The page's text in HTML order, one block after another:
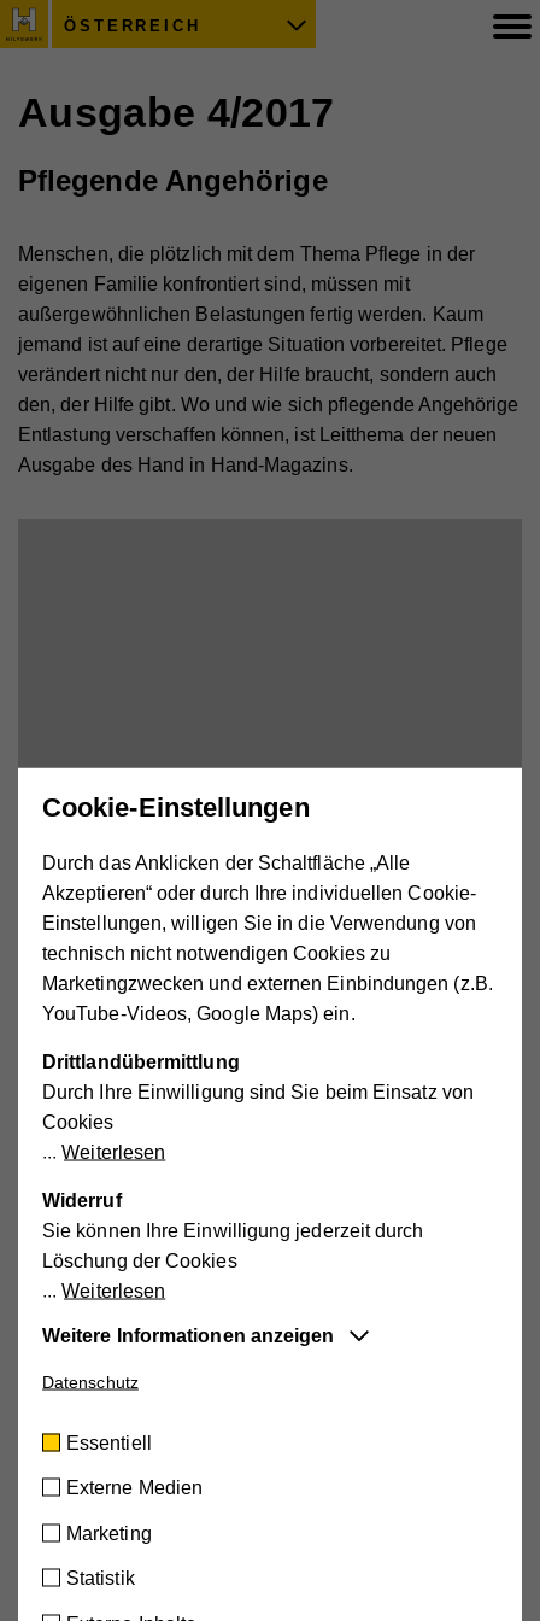
ÖSTERREICH
Ausgabe 4/2017
Pflegende Angehörige
Menschen, die plötzlich mit dem Thema Pflege in der
eigenen Familie konfrontiert sind, müssen mit
außergewöhnlichen Belastungen fertig werden. Kaum
jemand ist auf eine derartige Situation vorbereitet. Pflege
verändert nicht nur den, der Hilfe braucht, sondern auch
den, der Hilfe gibt. Wo und wie sich pflegende Angehörige
Entlastung verschaffen können, ist Leitthema der neuen
Ausgabe des Hand in Hand-Magazins.
Externe Medien aktivieren.
Ausgaben zum Download
HIH_4_2017_Burgenland_web.pdf
Cookie-Einstellungen
Durch das Anklicken der Schaltfläche „Alle
Akzeptieren“ oder durch Ihre individuellen Cookie-
Einstellungen, willigen Sie in die Verwendung von
technisch nicht notwendigen Cookies zu
Marketingzwecken und externen Einbindungen (z.B.
YouTube-Videos, Google Maps) ein.
Drittlandübermittlung
Durch Ihre Einwilligung sind Sie beim Einsatz von
Cookies
Weiterlesen
Widerruf
Sie können Ihre Einwilligung jederzeit durch
Löschung der Cookies
Weiterlesen
Essentiell
zugrundeliegenden Vorgänge wichtig und
unterstützen wichtige Funktionen wie den
sicherzustellen, dass sie so funktioniert wie von
Ihnen erwartet.
Weitere Informationen anzeigen
Datenschutz
Essentiell
Externe Medien
Marketing
Statistik